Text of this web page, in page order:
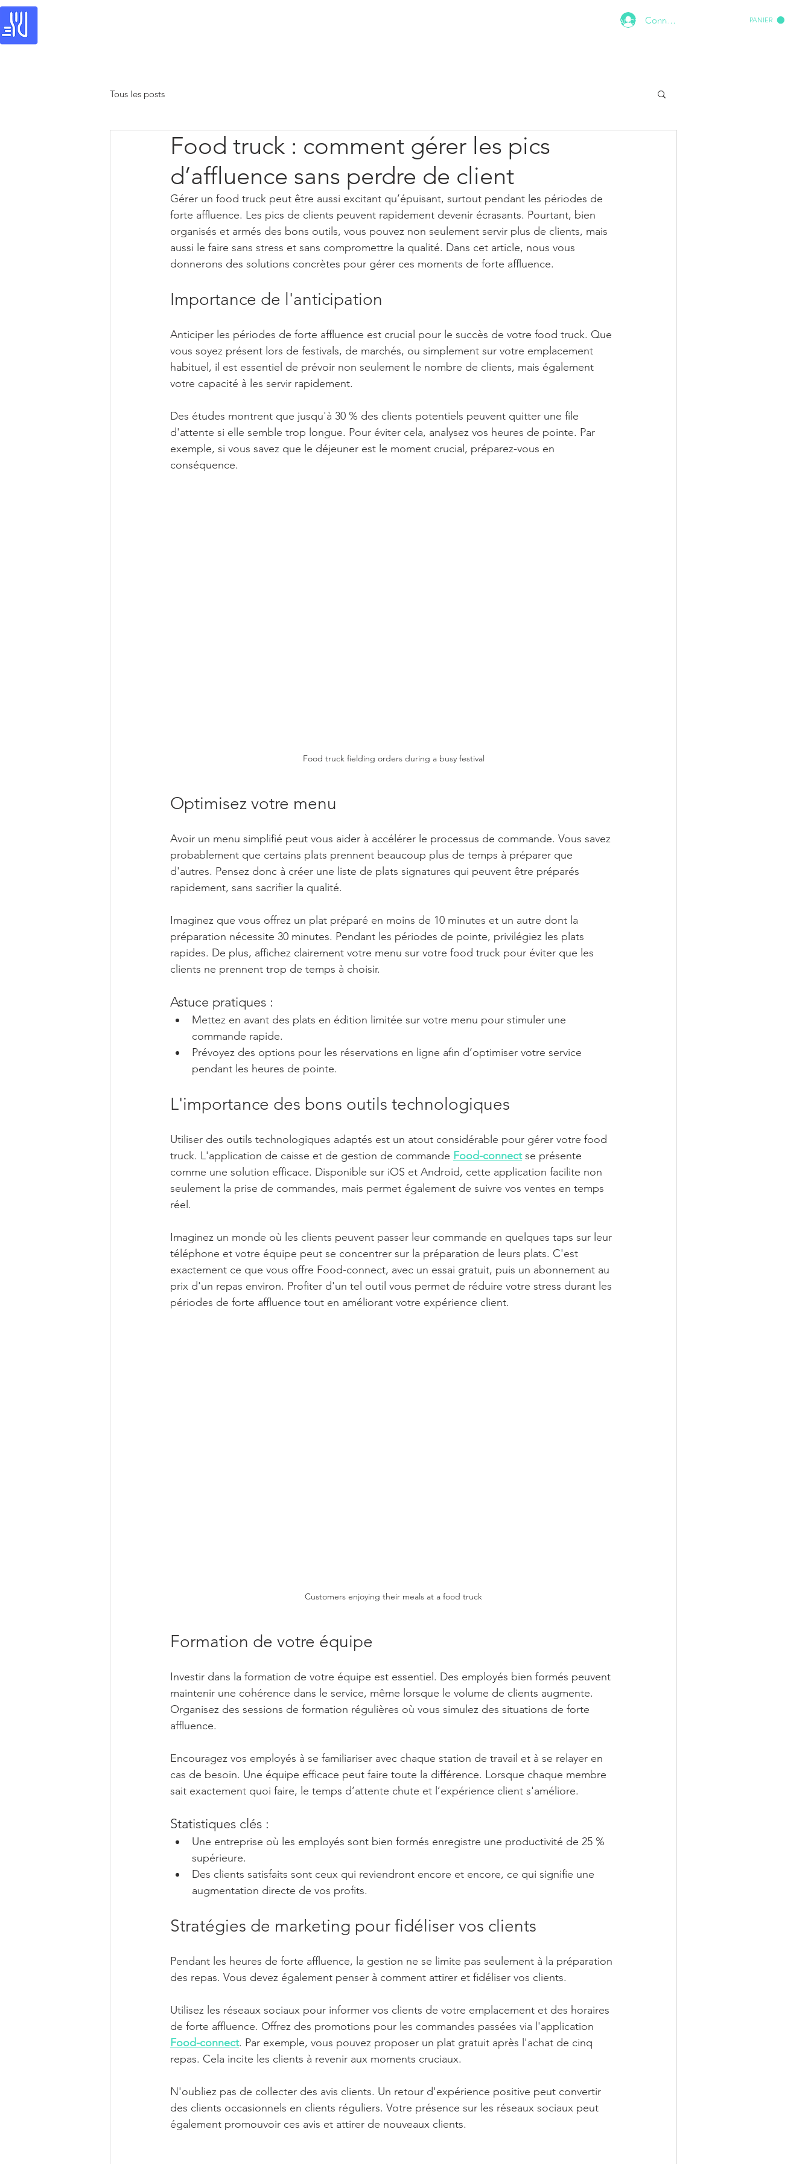
ASSISTANCE PLUS
Connexion PANIER
Tous les posts
Food truck : comment gérer les pics
d’affluence sans perdre de client
Gérer un food truck peut être aussi excitant qu’épuisant, surtout pendant les périodes de
forte affluence. Les pics de clients peuvent rapidement devenir écrasants. Pourtant, bien
organisés et armés des bons outils, vous pouvez non seulement servir plus de clients, mais
aussi le faire sans stress et sans compromettre la qualité. Dans cet article, nous vous
donnerons des solutions concrètes pour gérer ces moments de forte affluence.
Importance de l'anticipation
Anticiper les périodes de forte affluence est crucial pour le succès de votre food truck. Que
vous soyez présent lors de festivals, de marchés, ou simplement sur votre emplacement
habituel, il est essentiel de prévoir non seulement le nombre de clients, mais également
votre capacité à les servir rapidement.
Des études montrent que jusqu'à 30 % des clients potentiels peuvent quitter une file
d'attente si elle semble trop longue. Pour éviter cela, analysez vos heures de pointe. Par
exemple, si vous savez que le déjeuner est le moment crucial, préparez-vous en
conséquence.
Food truck fielding orders during a busy festival
Optimisez votre menu
Avoir un menu simplifié peut vous aider à accélérer le processus de commande. Vous savez
probablement que certains plats prennent beaucoup plus de temps à préparer que
d'autres. Pensez donc à créer une liste de plats signatures qui peuvent être préparés
rapidement, sans sacrifier la qualité.
Imaginez que vous offrez un plat préparé en moins de 10 minutes et un autre dont la
préparation nécessite 30 minutes. Pendant les périodes de pointe, privilégiez les plats
rapides. De plus, affichez clairement votre menu sur votre food truck pour éviter que les
clients ne prennent trop de temps à choisir.
Astuce pratiques :
Mettez en avant des plats en édition limitée sur votre menu pour stimuler une
commande rapide.
Prévoyez des options pour les réservations en ligne afin d’optimiser votre service
pendant les heures de pointe.
L'importance des bons outils technologiques
Utiliser des outils technologiques adaptés est un atout considérable pour gérer votre food
truck. L'application de caisse et de gestion de commande Food-connect se présente
comme une solution efficace. Disponible sur iOS et Android, cette application facilite non
seulement la prise de commandes, mais permet également de suivre vos ventes en temps
réel.
Imaginez un monde où les clients peuvent passer leur commande en quelques taps sur leur
téléphone et votre équipe peut se concentrer sur la préparation de leurs plats. C'est
exactement ce que vous offre Food-connect, avec un essai gratuit, puis un abonnement au
prix d'un repas environ. Profiter d'un tel outil vous permet de réduire votre stress durant les
périodes de forte affluence tout en améliorant votre expérience client.
Customers enjoying their meals at a food truck
Formation de votre équipe
Investir dans la formation de votre équipe est essentiel. Des employés bien formés peuvent
maintenir une cohérence dans le service, même lorsque le volume de clients augmente.
Organisez des sessions de formation régulières où vous simulez des situations de forte
affluence.
Encouragez vos employés à se familiariser avec chaque station de travail et à se relayer en
cas de besoin. Une équipe efficace peut faire toute la différence. Lorsque chaque membre
sait exactement quoi faire, le temps d’attente chute et l’expérience client s'améliore.
Statistiques clés :
Une entreprise où les employés sont bien formés enregistre une productivité de 25 %
supérieure.
Des clients satisfaits sont ceux qui reviendront encore et encore, ce qui signifie une
augmentation directe de vos profits.
Stratégies de marketing pour fidéliser vos clients
Pendant les heures de forte affluence, la gestion ne se limite pas seulement à la préparation
des repas. Vous devez également penser à comment attirer et fidéliser vos clients.
Utilisez les réseaux sociaux pour informer vos clients de votre emplacement et des horaires
de forte affluence. Offrez des promotions pour les commandes passées via l'application
Food-connect. Par exemple, vous pouvez proposer un plat gratuit après l'achat de cinq
repas. Cela incite les clients à revenir aux moments cruciaux.
N'oubliez pas de collecter des avis clients. Un retour d'expérience positive peut convertir
des clients occasionnels en clients réguliers. Votre présence sur les réseaux sociaux peut
également promouvoir ces avis et attirer de nouveaux clients.